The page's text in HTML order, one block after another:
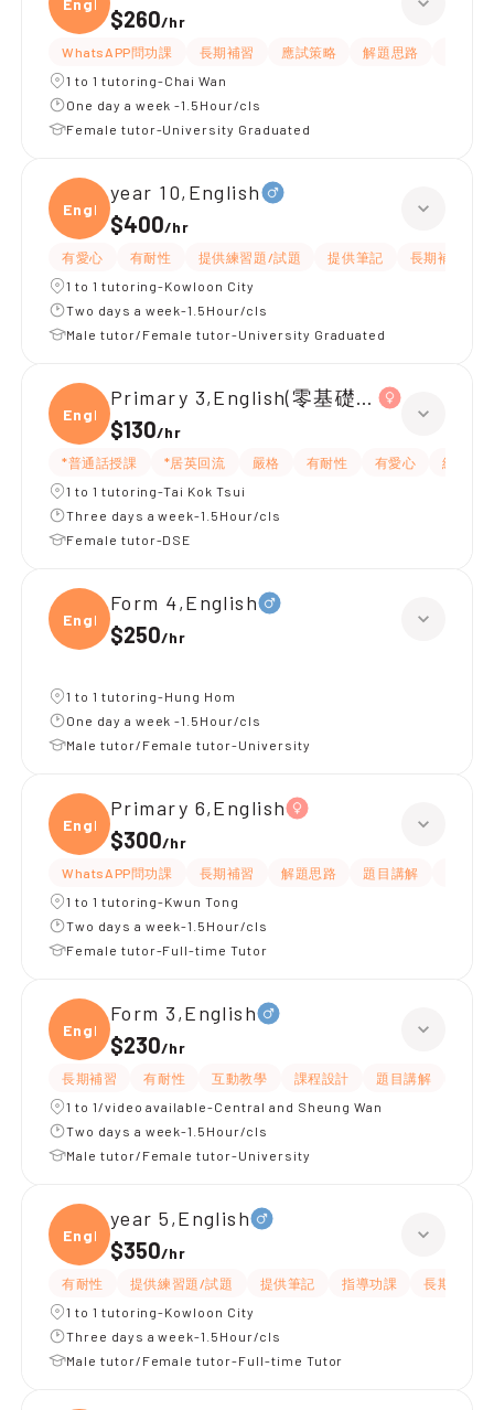
$260/hr
WhatsAPP問功課 長期補習 應試策略 解題思路
1 to 1 tutoring-Chai Wan
One day a week -1.5Hour/cls
Female tutor-University Graduated
Engli
year 10,English
$400/hr
有愛心 有耐性 提供練習題/試題 提供筆記
長期補習
1 to 1 tutoring-Kowloon City
Two days a week-1.5Hour/cls
Male tutor/Female tutor-University Graduated
Engli
Primary 3,English(零基礎, 會話)
$130/hr
*普通話授課 *居英回流 嚴格 有耐性 有愛心
細心
1 to 1 tutoring-Tai Kok Tsui
Three days a week-1.5Hour/cls
Female tutor-DSE
Engli
Form 4,English
$250/hr
1 to 1 tutoring-Hung Hom
One day a week -1.5Hour/cls
Male tutor/Female tutor-University
Engli
Primary 6,English
$300/hr
WhatsAPP問功課 長期補習 解題思路 題目講解
1 to 1 tutoring-Kwun Tong
Two days a week-1.5Hour/cls
Female tutor-Full-time Tutor
Engli
Form 3,English
$230/hr
長期補習 有耐性 互動教學 課程設計 題目講解
1 to 1/video available-Central and Sheung Wan
Two days a week-1.5Hour/cls
Male tutor/Female tutor-University
Engli
year 5,English
$350/hr
有耐性 提供練習題/試題 提供筆記 指導功課
長期補習
1 to 1 tutoring-Kowloon City
Three days a week-1.5Hour/cls
Male tutor/Female tutor-Full-time Tutor